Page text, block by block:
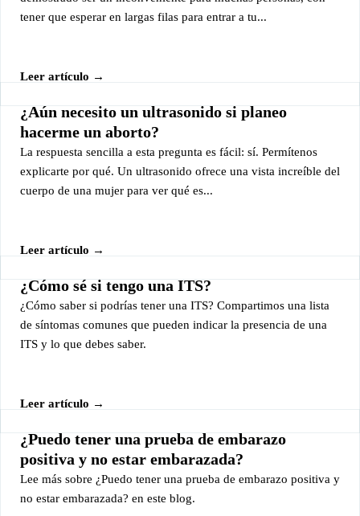
tener que esperar en largas filas para entrar a tu...
Leer artículo →
¿Aún necesito un ultrasonido si planeo
hacerme un aborto?
La respuesta sencilla a esta pregunta es fácil: sí. Permítenos
explicarte por qué. Un ultrasonido ofrece una vista increíble del
cuerpo de una mujer para ver qué es...
Leer artículo →
¿Cómo sé si tengo una ITS?
¿Cómo saber si podrías tener una ITS? Compartimos una lista
de síntomas comunes que pueden indicar la presencia de una
ITS y lo que debes saber.
Leer artículo →
¿Puedo tener una prueba de embarazo
positiva y no estar embarazada?
Lee más sobre ¿Puedo tener una prueba de embarazo positiva y
no estar embarazada? en este blog.